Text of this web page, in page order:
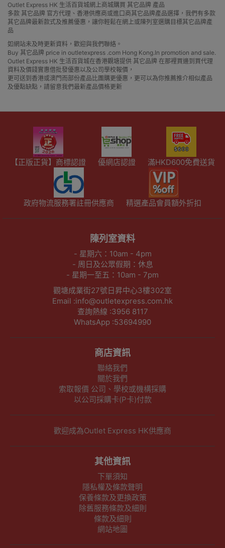
Outlet Express HK 生活百貨城網上商城購買 其它品牌 產品
多款 其它品牌 官方代理、香港供應商或進口商其它品牌產品選擇，我們有多款
其它品牌最新款式及推薦優惠，讓你輕鬆在網上或陳列室選購目標其它品牌產
品
如網站未及時更新資料，歡迎與我們聯絡。
Buy 其它品牌 price in outletexpress .com Hong Kong.In promotion and sale.
Outlet Express HK 生活百貨城在香港觀塘提供 其它品牌 在那裡買邊到買代理
資料及價錢實惠借批發優惠以及公司學校報價，
更可送到香港或澳門而部份產品比團購更優惠，更可以為你推薦推介相似產品
及優點缺點，請留意我們最新產品價格更新
【正版正貨】商標認證 優網店認證 滿HKD600免費送貨
政府物流服務署註冊供應商 精選產品會員額外折扣
陳列室資料
- 星期六：10am - 4pm
- 周日及公眾假期：休息
- 星期一至五：10am - 7pm
觀塘成業街27號日昇中心3樓302室
Email :info@outletexpress.com.hk
查詢熱線 :3956 8117
WhatsApp :53694990
商店資訊
聯絡我們
關於我們
索取報價 公司、學校或機構採購
以公司採購卡(P卡)付款
歡迎成為Outlet Express HK供應商
其他資訊
下單須知
隱私權及條款聲明
保養條款及更換政策
除舊服務條款及細則
條款及細則
網站地圖